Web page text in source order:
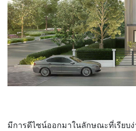
มีการดีไซน์ออกมาในลักษณะที่เรียบ